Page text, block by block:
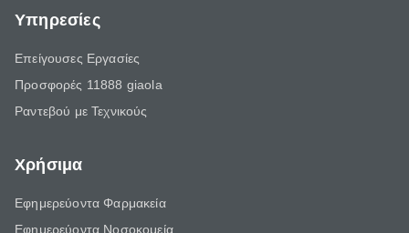
Υπηρεσίες
Επείγουσες Εργασίες
Προσφορές 11888 giaola
Ραντεβού με Τεχνικούς
Χρήσιμα
Εφημερεύοντα Φαρμακεία
Εφημερεύοντα Νοσοκομεία